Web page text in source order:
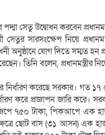
সেতু উদ্বোধন করবেন
সারসংক্ষেপ নিয়ে
যোগ দিতে সম্মত হন
তিনি বলেন, প্রধানমন্ত্রীর
করেছে সরকার। গত
করে প্রজ্ঞাপন জারি করে।
৭৫০ টাকা, পিকআপে এক
ছোট বাস (৩১ আসন) এক